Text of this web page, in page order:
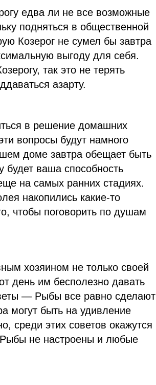
едва ли не все возможные
подняться в общественной
Козерог не сумел бы завтра
выгоду для себя.
так это не терять
азарту.
в решение домашних
вопросы будут намного
доме завтра обещает быть
будет ваша способность
на самых ранних стадиях.
накопились какие-то
чтобы поговорить по душам
хозяином не только своей
день им бесполезно давать
— Рыбы все равно сделают
могут быть на удивление
среди этих советов окажутся
не настроены и любые